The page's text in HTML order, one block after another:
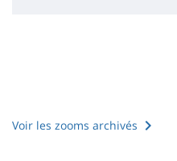
Voir les zooms archivés